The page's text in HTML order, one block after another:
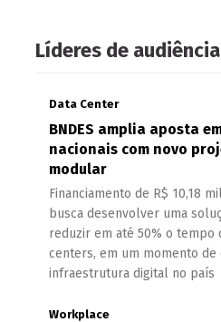
Líderes de audiência
Data Center
BNDES amplia aposta
nacionais com novo
modular
Financiamento de R$ 10,18
busca desenvolver uma
reduzir em até 50% o tempo
centers, em um momento de
infraestrutura digital no país
Workplace